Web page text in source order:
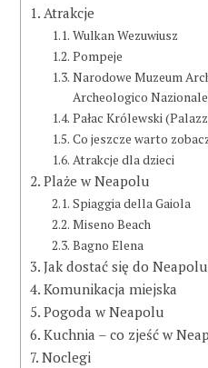
Atrakcje
Wulkan Wezuwiusz
Pompeje
Narodowe Muzeum
Archeologico
Pałac Królewski
Co jeszcze warto
Atrakcje dla dzieci
Plaże w Neapolu
Spiaggia della Gaiola
Miseno Beach
Bagno Elena
Jak dostać się do
Komunikacja miejska
Pogoda w Neapolu
Kuchnia – co zjeść w
Noclegi